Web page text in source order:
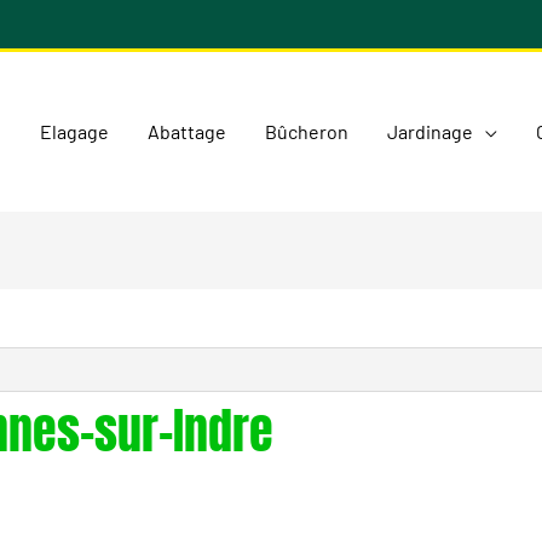
Elagage Abattage Bûcheron Jardinage
sur-Indre